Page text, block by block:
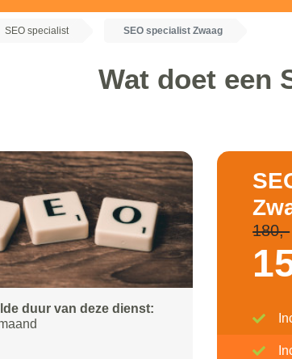
SEO specialist SEO specialist Zwaag
Wat doet een
duur van deze dienst:
180,-